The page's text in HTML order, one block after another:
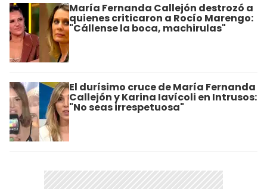
María Fernanda Callejón destrozó a
quienes criticaron a Rocío Marengo:
"Cállense la boca, machirulas"
El durísimo cruce de María Fernanda
Callejón y Karina Iavícoli en Intrusos:
"No seas irrespetuosa"